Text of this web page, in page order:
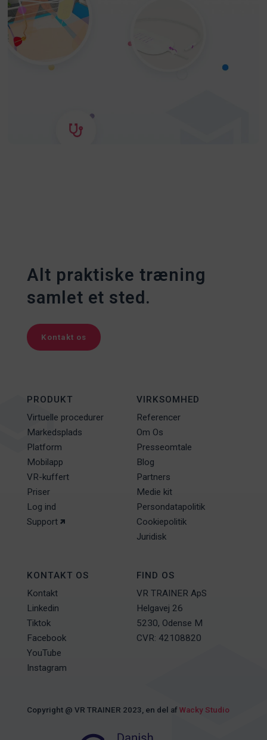
Alt praktiske træning
samlet et sted.
Kontakt os
PRODUKT
Virtuelle procedurer
Markedsplads
Platform
Mobilapp
VR-kuffert
Priser
Log ind
Support
VIRKSOMHED
Referencer
Om Os
Presseomtale
Blog
Partners
Medie kit
Persondatapolitik
Cookiepolitik
Juridisk
KONTAKT OS
Kontakt
Linkedin
Tiktok
Facebook
YouTube
Instagram
FIND OS
VR TRAINER ApS
Helgavej 26
5230, Odense M
CVR: 42108820
Copyright @ VR TRAINER 2023, en del af Wacky Studio